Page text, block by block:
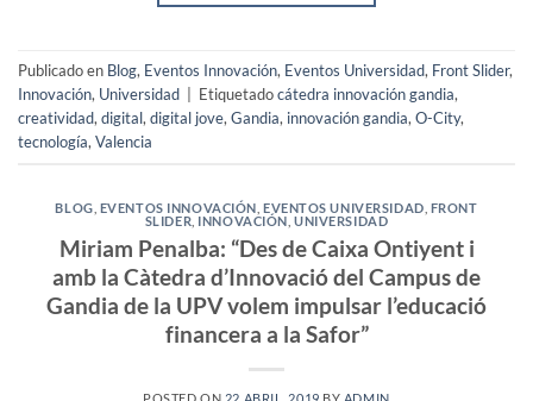
Publicado en Blog, Eventos Innovación, Eventos Universidad, Front Slider,
Innovación, Universidad Etiquetadocátedra innovación gandia,
creatividad,digital,digital jove,Gandia, innovación gandia,O-City,
tecnología,Valencia
BLOG EVENTOS INNOVACIÓN EVENTOS UNIVERSIDAD FRONT
SLIDER INNOVACIÓN ,UNIVERSIDAD
Miriam Penalba: “Des de Caixa Ontiyent i
amb la Càtedra d’Innovació del Campus de
Gandia de la UPV volem impulsar l’educació
financera a la Safor”
POSTED ON 22 ABRIL, 2019 BY ADMIN